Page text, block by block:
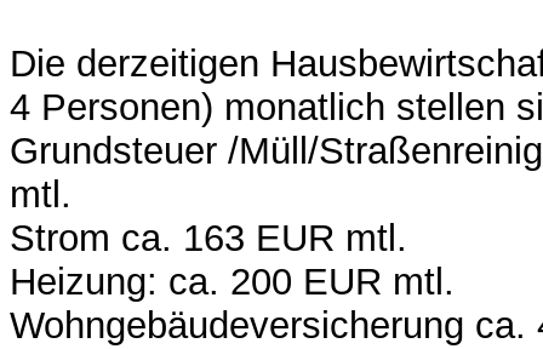
Die derzeitigen
4 Personen) monatlich stellen
Grundsteuer /Müll/
mtl.
Strom ca. 163 EUR mtl.
Heizung: ca. 200 EUR mtl.
Wohngebäudeversicherung